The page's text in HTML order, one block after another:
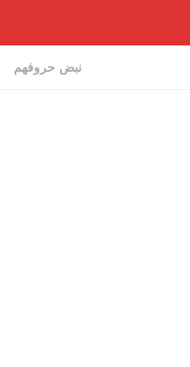
نبض حروفهم